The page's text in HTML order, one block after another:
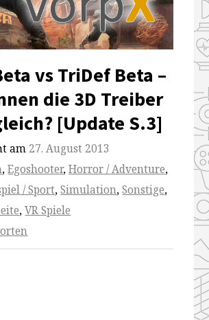
koennen-
die-
3d-
treiber-
im-
vergleich
vs TriDef Beta –
die 3D Treiber
[Update S.3]
am 27. August 2013
,Egoshooter,Horror / Adventure,
/ Sport,Simulation,Sonstige,
,VR Spiele